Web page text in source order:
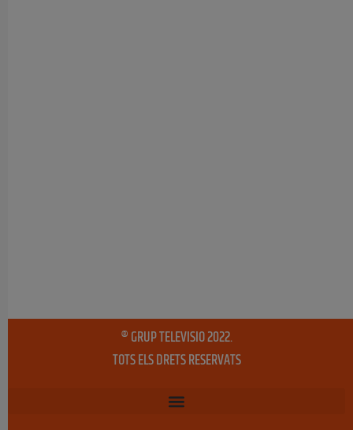
® GRUP TELEVISIO 2022.
TOTS ELS DRETS RESERVATS